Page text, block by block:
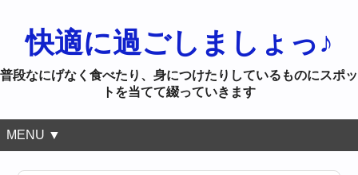
快適に過ごしましょっ♪
普段なにげなく食べたり、身につけたりしているものにスポッ
トを当てて綴っていきます
MENU ▼